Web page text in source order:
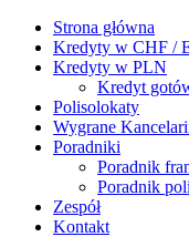
Strona główna
Kredyty w CHF /
Kredyty w PLN
Kredyt
Polisolokaty
Wygrane
Poradniki
Poradnik
Poradnik
Zespół
Kontakt